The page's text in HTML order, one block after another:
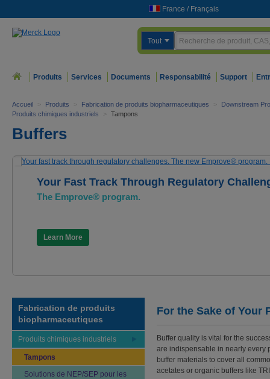
France / Français
Tout
Produits Services Documents Responsabilité Support
Accueil > Produits > Fabrication de produits biopharmaceutiques >
Downstream
Produits chimiques industriels
> Tampons
Buffers
Your Fast Track Through Regulatory
The Emprove® program.
Learn More
Fabrication de produits
biopharmaceutiques
Produits chimiques industriels
Tampons
Solutions de NEP/SEP pour les
For the Sake of Your
Buffer quality is vital for the
are indispensable in nearly every
buffer materials to cover all
acetates or organic buffers like